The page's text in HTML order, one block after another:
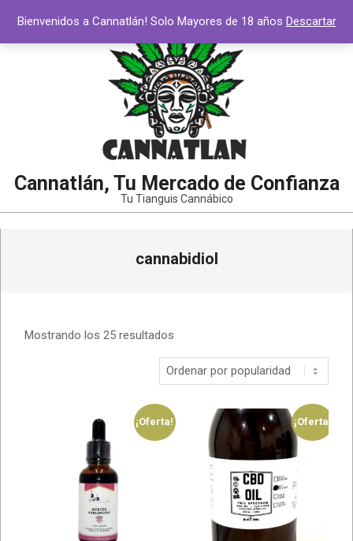
contenido
Cannatlán, Tu Mercado de Confianza
Tu Tianguis Cannábico
cannabidiol
Mostrando los 25 resultados
¡Oferta! ¡Oferta!
Bienvenidos a Cannatlán! Solo Mayores de 18 años Descartar